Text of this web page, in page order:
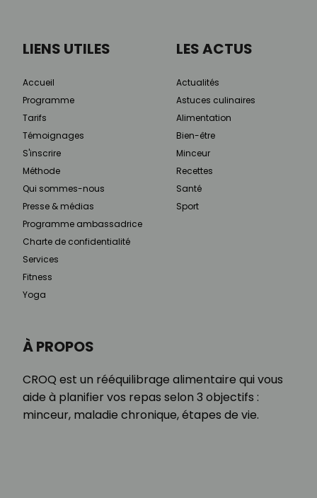
À PROPOS
CROQ est un rééquilibrage alimentaire qui vous
aide à planifier vos repas selon 3 objectifs :
minceur, maladie chronique, étapes de vie.
LIENS UTILES
Accueil
Programme
Tarifs
Témoignages
S'inscrire
Méthode
Qui sommes-nous
Presse & médias
Programme ambassadrice
Charte de confidentialité
Services
Fitness
Yoga
LES ACTUS
Actualités
Astuces culinaires
Alimentation
Bien-être
Minceur
Recettes
Santé
Sport